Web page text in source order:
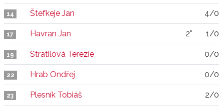
14 Štefkeje Jan 4/0
17 Havran Jan 2" 1/0
19 Stratilová Terezie 0/0
22 Hrab Ondřej 0/0
23 Plesník Tobiáš 2/0